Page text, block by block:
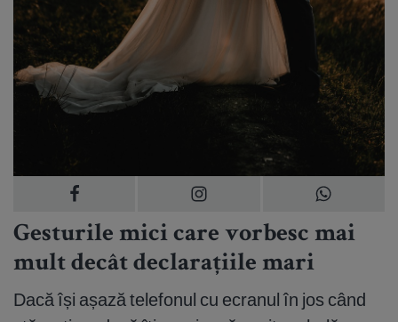
Gesturile mici care vorbesc mai
mult decât declarațiile mari
Dacă își așază telefonul cu ecranul în jos când